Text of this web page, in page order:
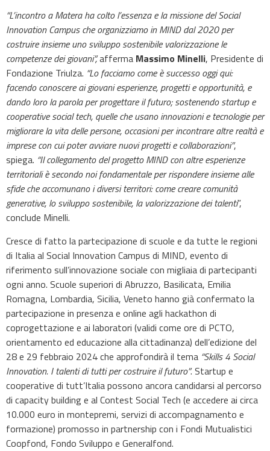
“L’incontro a Matera ha colto l’essenza e la missione del Social
Innovation Campus che organizziamo in MIND dal 2020 per
costruire insieme uno sviluppo sostenibile valorizzazione le
competenze dei giovani”,afferma Massimo Minelli, Presidente di
Fondazione Triulza. “Lo facciamo come è successo oggi qui:
facendo conoscere ai giovani esperienze, progetti e opportunità, e
dando loro la parola per progettare il futuro; sostenendo startup e
cooperative social tech, quelle che usano innovazioni e tecnologie per
migliorare la vita delle persone, occasioni per incontrare altre realtà e
imprese con cui poter avviare nuovi progetti e collaborazioni”,
spiega. “Il collegamento del progetto MIND con altre esperienze
territoriali è secondo noi fondamentale per rispondere insieme alle
sfide che accomunano i diversi territori: come creare comunità
generative, lo sviluppo sostenibile, la valorizzazione dei talenti”,
conclude Minelli.
Cresce di fatto la partecipazione di scuole e da tutte le regioni
di Italia al Social Innovation Campus di MIND, evento di
riferimento sull’innovazione sociale con migliaia di partecipanti
ogni anno. Scuole superiori di Abruzzo, Basilicata, Emilia
Romagna, Lombardia, Sicilia, Veneto hanno già confermato la
partecipazione in presenza e online agli hackathon di
coprogettazione e ai laboratori (validi come ore di PCTO,
orientamento ed educazione alla cittadinanza) dell’edizione del
28 e 29 febbraio 2024 che approfondirà il tema “Skills 4 Social
Innovation. I talenti di tutti per costruire il futuro”. Startup e
cooperative di tutt’Italia possono ancora candidarsi al percorso
di capacity building e al Contest Social Tech (e accedere ai circa
10.000 euro in montepremi, servizi di accompagnamento e
formazione) promosso in partnership con i Fondi Mutualistici
Coopfond, Fondo Sviluppo e Generalfond.